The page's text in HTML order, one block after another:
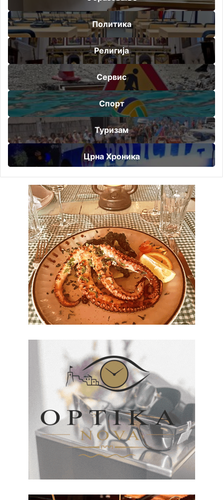
Политика
Религија
Сервис
Спорт
Туризам
Црна Хроника